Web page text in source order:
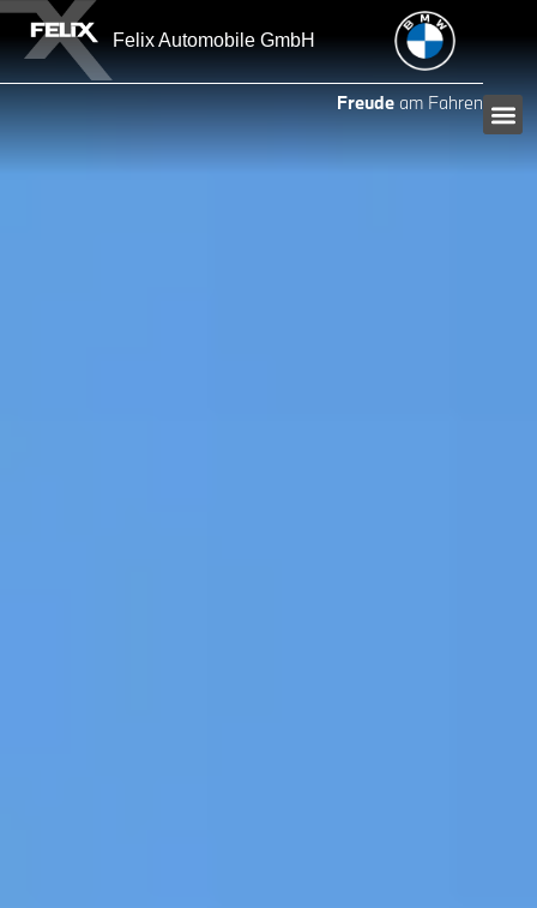
Felix Automobile GmbH
Freude am Fahren